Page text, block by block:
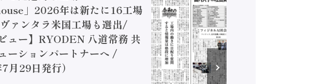
」2026年は新たに16工場
ァンタラ米国工場も選出/
ュー】RYODEN 八道常務 共
ーションパートナーへ /
月29日発行）